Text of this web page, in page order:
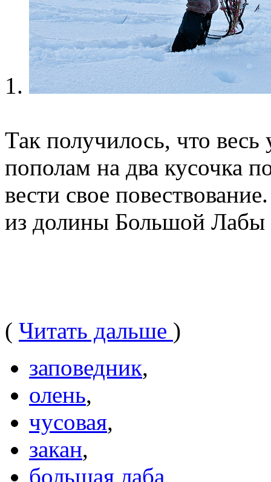
1.
Так получилось, что весь
пополам на два кусочка
вести свое
из долины Большой Лабы
( Читать дальше )
заповедник,
олень,
чусовая,
закан,
большая лаба,